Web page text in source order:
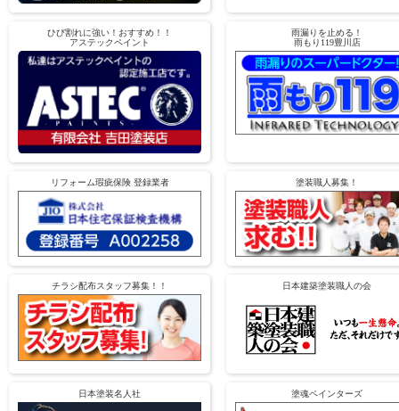
ひび割れに強い！おすすめ！！
アステックペイント
雨漏りを止める！
雨もり119豊川店
リフォーム瑕疵保険 登録業者 塗装職人募集！
チラシ配布スタッフ募集！！ 日本建築塗装職人の会
日本塗装名人社 塗魂ペインターズ